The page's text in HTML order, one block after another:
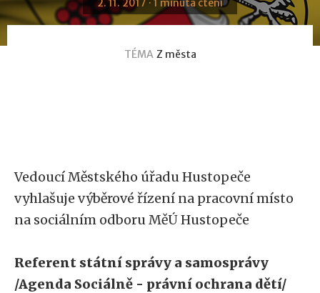
2. 11. 2017 · 1 minuta čtení
TÉMA Z města
Vedoucí Městského úřadu Hustopeče
vyhlašuje výběrové řízení na pracovní místo
na sociálním odboru MěÚ Hustopeče
Referent státní správy a samosprávy
/Agenda Sociálně - právní ochrana dětí/